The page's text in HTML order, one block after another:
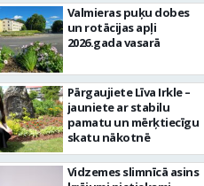
Valmieras puķu dobes
un rotācijas apļi
2026.gada vasarā
Pārgaujiete Līva Irkle –
jauniete ar stabilu
pamatu un mērķtiecīgu
skatu nākotnē
Vidzemes slimnīcā asins